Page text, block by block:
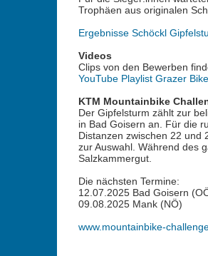
Trophäen aus originalen
Ergebnisse Schöckl
Videos
Clips von den Bewerben
YouTube Playlist Grazer
KTM Mountainbike
Der Gipfelsturm zählt zur
in Bad Goisern an. Für die
Distanzen zwischen 22 und
zur Auswahl. Während des
Salzkammergut.
Die nächsten Termine:
12.07.2025 Bad Goisern
09.08.2025 Mank (NÖ)
www.mountainbike-